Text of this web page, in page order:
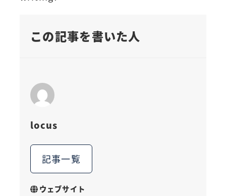
この記事を書いた人
locus
記事一覧
ウェブサイト